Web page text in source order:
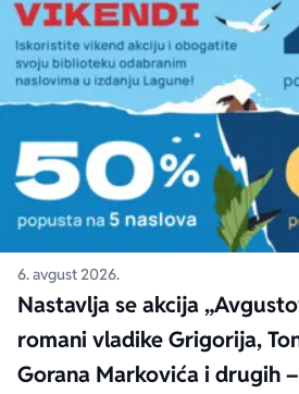
6. avgust 2026.
Nastavlja se akcija
romani vladike Grigorija,
Gorana Markovića i drugih